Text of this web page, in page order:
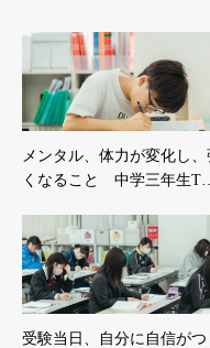
メンタル、体力が変化し、
くなること 中学三年生T…
受験当日、自分に自信がつ